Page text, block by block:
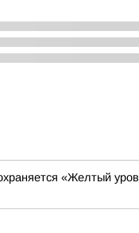
«Желтый